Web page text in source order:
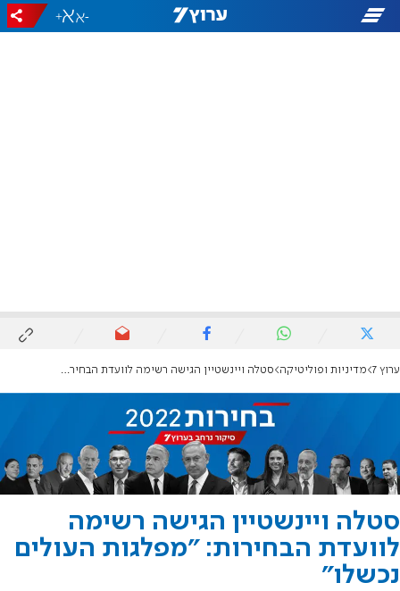
-
+
ערוץ 7 מדיניות ופוליטיקה סטלה ויינשטיין הגישה רשימה לוועדת הבחירות: "מפלגות העולים נכשלו"
סטלה ויינשטיין הגישה רשימה
לוועדת הבחירות: "מפלגות העולים
נכשלו"